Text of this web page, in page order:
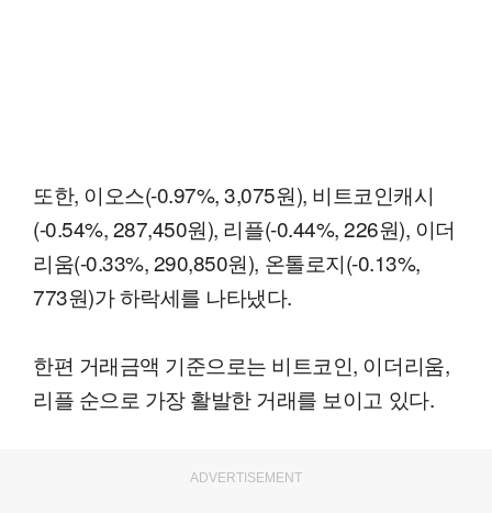
또한, 이오스(-0.97%, 3,075원), 비트코인캐시
(-0.54%, 287,450원), 리플(-0.44%, 226원), 이더
리움(-0.33%, 290,850원), 온톨로지(-0.13%,
773원)가 하락세를 나타냈다.
한편 거래금액 기준으로는 비트코인, 이더리움,
리플 순으로 가장 활발한 거래를 보이고 있다.
ADVERTISEMENT